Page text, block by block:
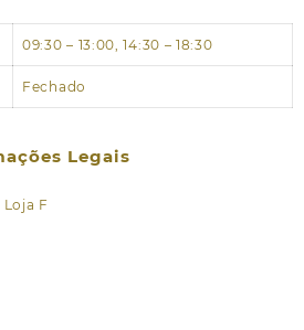
09:30 – 13:00, 14:30 – 18:30
Fechado
Legais
F